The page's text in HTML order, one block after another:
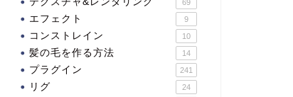
69
エフェクト 9
コンストレイン 10
髪の毛を作る方法 14
プラグイン 241
リグ 24